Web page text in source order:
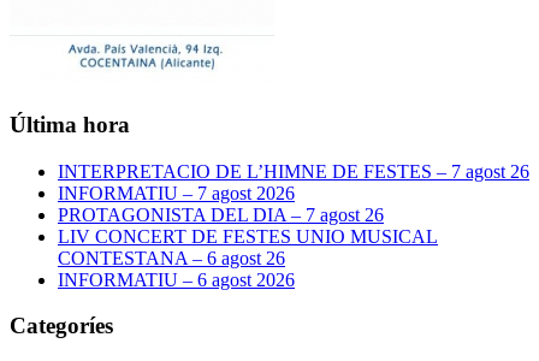
Última hora
INTERPRETACIO DE L’HIMNE DE FESTES – 7 agost 26
INFORMATIU – 7 agost 2026
PROTAGONISTA DEL DIA – 7 agost 26
LIV CONCERT DE FESTES UNIO MUSICAL
CONTESTANA – 6 agost 26
INFORMATIU – 6 agost 2026
Categoríes